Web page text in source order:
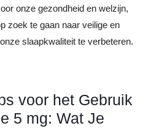
onze gezondheid en welzijn,
zoek te gaan naar veilige en
slaapkwaliteit te verbeteren.
voor het Gebruik
5 mg: Wat Je